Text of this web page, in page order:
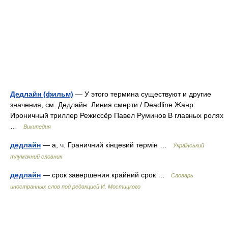
Дедлайн (фильм) — У этого термина существуют и другие
значения, см. Дедлайн. Линия смерти / Deadline Жанр
Ироничный триллер Режиссёр Павел Руминов В главных ролях
Википедия
дедлайн — а, ч. Граничний кінцевий термін …
Український
тлумачний словник
дедлайн — срок завершения крайний срок …
Словарь
иностранных слов под редакцией И. Мостицкого